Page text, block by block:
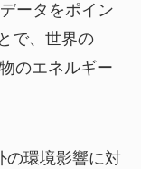
ータをポイン
で、世界の
のエネルギー
の環境影響に対